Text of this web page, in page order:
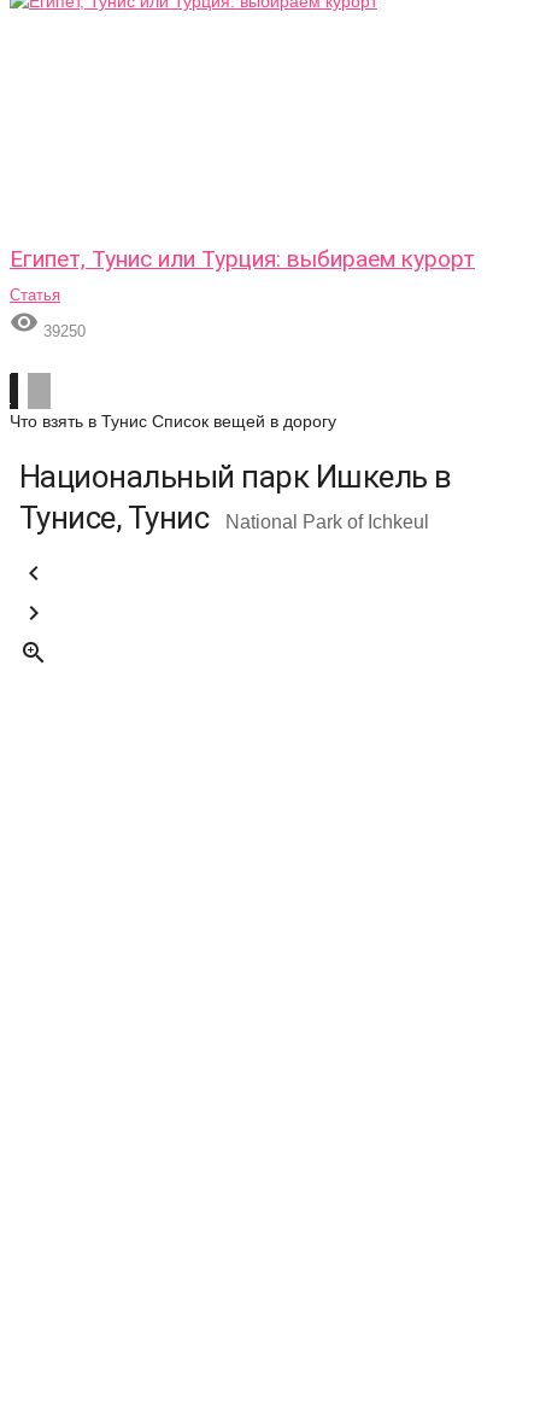
Египет, Тунис или Турция: выбираем курорт
Статья
 39250
Что взять в Тунис Список вещей в дорогу
Национальный парк Ишкель в
Тунисе, Тунис
National Park of Ichkeul


